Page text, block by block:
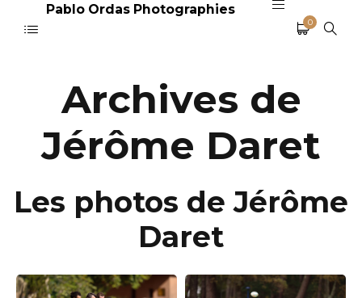
Pablo Ordas Photographies
0
Archives de
Jérôme Daret
Les photos de Jérôme
Daret